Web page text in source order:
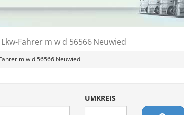
Fahrer m w d 56566 Neuwied
m w d 56566 Neuwied
UMKREIS